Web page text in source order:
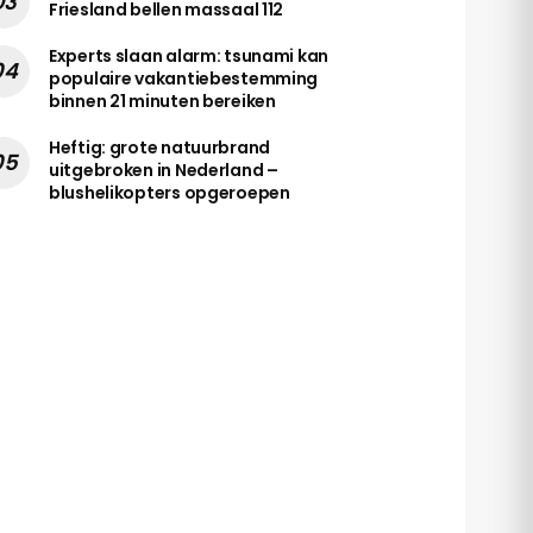
Friesland bellen massaal 112
Experts slaan alarm: tsunami kan
populaire vakantiebestemming
binnen 21 minuten bereiken
Heftig: grote natuurbrand
uitgebroken in Nederland –
blushelikopters opgeroepen